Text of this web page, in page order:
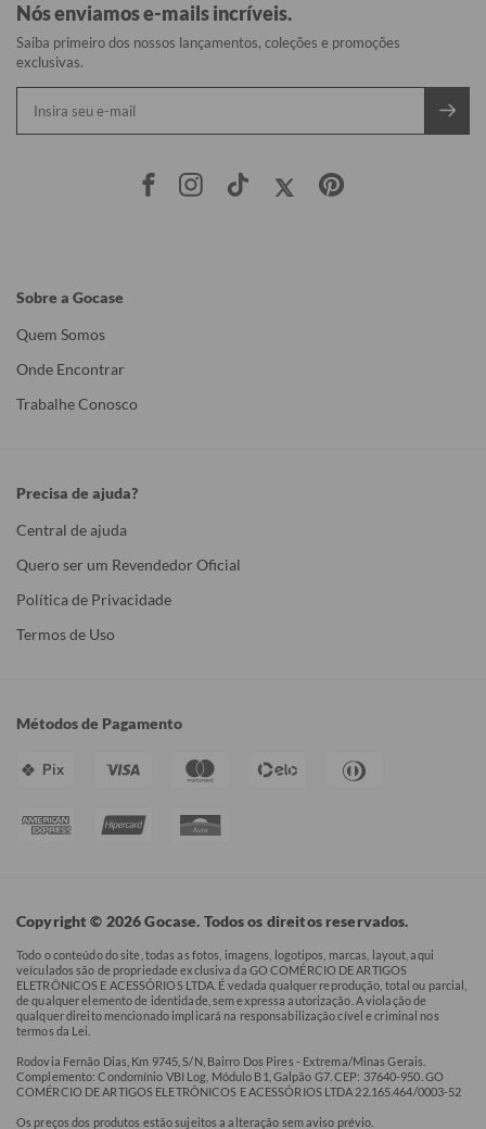
Nós enviamos e-mails incríveis.
Saiba primeiro dos nossos lançamentos, coleções e promoções
exclusivas.
Sobre a Gocase
Quem Somos
Onde Encontrar
Trabalhe Conosco
Precisa de ajuda?
Central de ajuda
Quero ser um Revendedor Oficial
Política de Privacidade
Termos de Uso
Métodos de Pagamento
Pix
Copyright © 2026 Gocase. Todos os direitos reservados.
Todo o conteúdo do site, todas as fotos, imagens, logotipos, marcas, layout, aqui
veículados são de propriedade exclusiva da GO COMÉRCIO DE ARTIGOS
ELETRÔNICOS E ACESSÓRIOS LTDA. É vedada qualquer reprodução, total ou parcial,
de qualquer elemento de identidade, sem expressa autorização. A violação de
qualquer direito mencionado implicará na responsabilização cível e criminal nos
termos da Lei.
Rodovia Fernão Dias, Km 9745, S/N, Bairro Dos Pires - Extrema/Minas Gerais.
Complemento: Condomínio VBI Log, Módulo B1, Galpão G7. CEP: 37640-950. GO
COMÉRCIO DE ARTIGOS ELETRÔNICOS E ACESSÓRIOS LTDA 22.165.464/0003-52
Os preços dos produtos estão sujeitos a alteração sem aviso prévio.